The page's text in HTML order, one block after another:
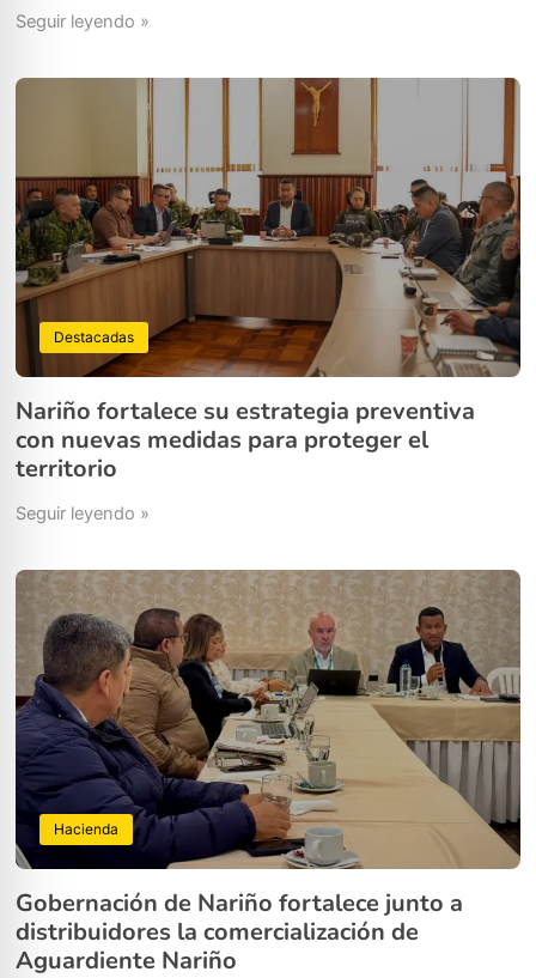
Seguir leyendo »
Destacadas
Nariño fortalece su estrategia preventiva
con nuevas medidas para proteger el
territorio
Seguir leyendo »
Hacienda
Gobernación de Nariño fortalece junto a
distribuidores la comercialización de
Aguardiente Nariño